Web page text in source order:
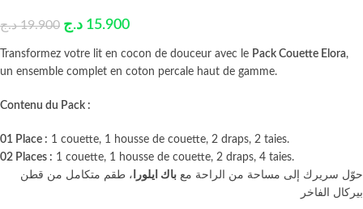
19.900 د.ج 15.900 د.ج
Transformez votre lit en cocon de douceur avec le Pack Couette Elora,
un ensemble complet en coton percale haut de gamme.
Contenu du Pack :
01 Place : 1 couette, 1 housse de couette, 2 draps, 2 taies.
02 Places : 1 couette, 1 housse de couette, 2 draps, 4 taies.
حوّل سريرك إلى مساحة من الراحة مع باك ايلورا ، طقم متكامل من قطن
بيركال الفاخر